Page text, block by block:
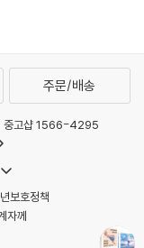
주문/배송
중고샵 1566-4295
보호정책
자께